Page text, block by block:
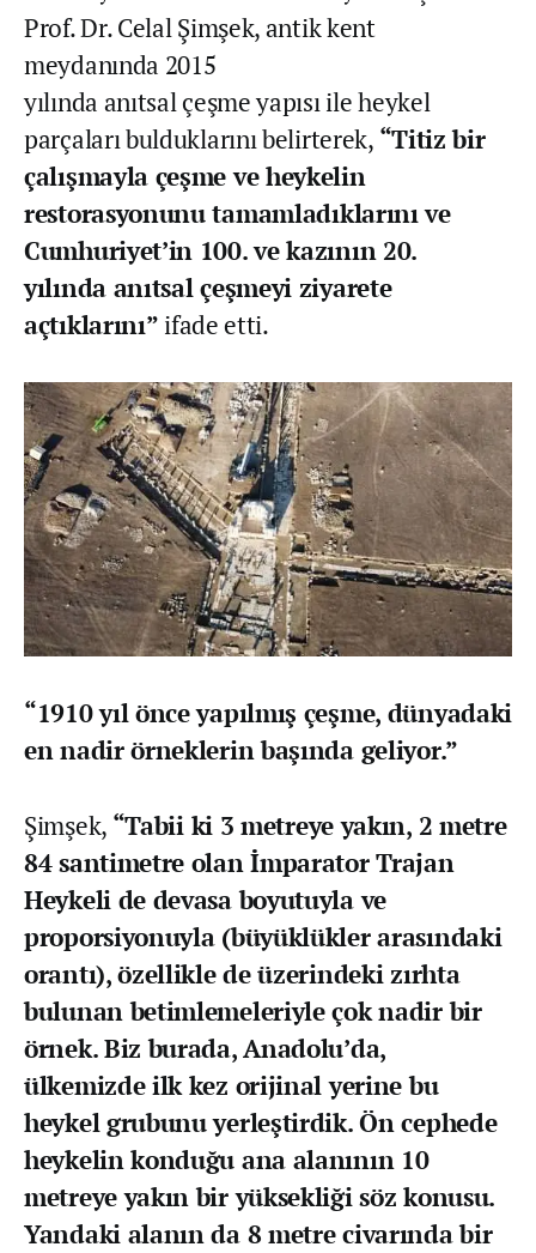
Prof. Dr. Celal Şimşek, antik kent
meydanında 2015
yılında anıtsal çeşme yapısı ile heykel
parçaları bulduklarını belirterek, “Titiz bir
çalışmayla çeşme ve heykelin
restorasyonunu tamamladıklarını ve
Cumhuriyet’in 100. ve kazının 20.
yılında anıtsal çeşmeyi ziyarete
açtıklarını” ifade etti.
“1910 yıl önce yapılmış çeşme, dünyadaki
en nadir örneklerin başında geliyor.”
Şimşek, “Tabii ki 3 metreye yakın, 2 metre
84 santimetre olan İmparator Trajan
Heykeli de devasa boyutuyla ve
proporsiyonuyla (büyüklükler arasındaki
orantı), özellikle de üzerindeki zırhta
bulunan betimlemeleriyle çok nadir bir
örnek. Biz burada, Anadolu’da,
ülkemizde ilk kez orijinal yerine bu
heykel grubunu yerleştirdik. Ön cephede
heykelin konduğu ana alanının 10
metreye yakın bir yüksekliği söz konusu.
Yandaki alanın da 8 metre civarında bir